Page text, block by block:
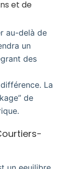
et de
au-delà de
un
des
La
de